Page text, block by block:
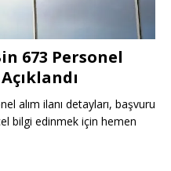
673 Personel
alım ilanı detayları, başvuru
bilgi edinmek için hemen